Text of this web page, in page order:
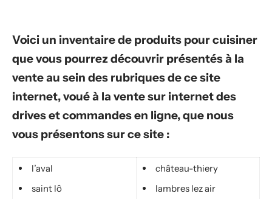
Voici un inventaire de produits pour cuisiner
que vous pourrez découvrir présentés à la
vente au sein des rubriques de ce site
internet, voué à la vente sur internet des
drives et commandes en ligne, que nous
vous présentons sur ce site :
l’aval
saint lô
château-thiery
lambres lez air